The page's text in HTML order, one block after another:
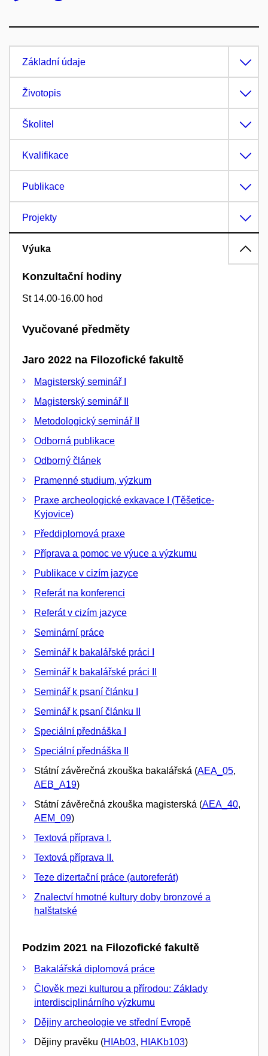
Základní údaje
Životopis
Školitel
Kvalifikace
Publikace
Projekty
Výuka
Konzultační hodiny
St 14.00-16.00 hod
Vyučované předměty
Jaro 2022 na Filozofické fakultě
Magisterský seminář I
Magisterský seminář II
Metodologický seminář II
Odborná publikace
Odborný článek
Pramenné studium, výzkum
Praxe archeologické exkavace I (Těšetice-
Kyjovice)
Předdiplomová praxe
Příprava a pomoc ve výuce a výzkumu
Publikace v cizím jazyce
Referát na konferenci
Referát v cizím jazyce
Seminární práce
Seminář k bakalářské práci I
Seminář k bakalářské práci II
Seminář k psaní článku I
Seminář k psaní článku II
Speciální přednáška I
Speciální přednáška II
Státní závěrečná zkouška bakalářská (AEA_05,
AEB_A19)
Státní závěrečná zkouška magisterská (AEA_40,
AEM_09)
Textová příprava I.
Textová příprava II.
Teze dizertační práce (autoreferát)
Znalectví hmotné kultury doby bronzové a
halštatské
Podzim 2021 na Filozofické fakultě
Bakalářská diplomová práce
Člověk mezi kulturou a přírodou: Základy
interdisciplinárního výzkumu
Dějiny archeologie ve střední Evropě
Dějiny pravěku (HIAb03, HIAKb103)